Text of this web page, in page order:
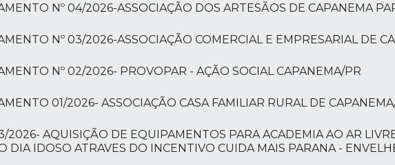
Nº 04/2026-ASSOCIAÇÃO DOS ARTESÃOS DE CAPANEMA
Nº 03/2026-ASSOCIAÇÃO COMERCIAL E EMPRESARIAL DE
Nº 02/2026- PROVOPAR - AÇÃO SOCIAL CAPANEMA/PR
01/2026- ASSOCIAÇÃO CASA FAMILIAR RURAL DE
2026- AQUISIÇÃO DE EQUIPAMENTOS PARA ACADEMIA AO AR
DIA IDOSO ATRAVES DO INCENTIVO CUIDA MAIS PARANA -